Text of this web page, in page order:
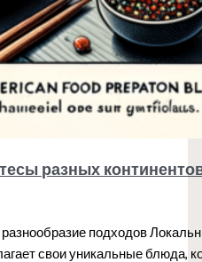
разных
подходов
свои уникальные блюда,